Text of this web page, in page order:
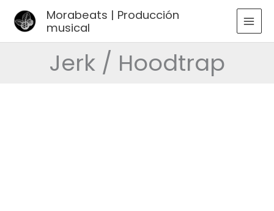
Morabeats | Producción
musical
Jerk / Hoodtrap